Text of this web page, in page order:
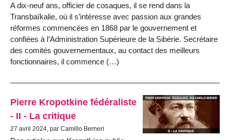
A dix-neuf ans, officier de cosaques, il se rend dans la
Transbaïkalie, où il s’in­téresse avec passion aux grandes
réformes commencées en 1868 par le gouvernement et
confiées à l’Administration Supérieure de la Sibérie. Secrétaire
des comités gouvernementaux, au contact des meilleurs
fonctionnaires, il commence (…)
Pierre Kropotkine fédéraliste
- II - La critique
27 avril 2024, par Camillo Berneri